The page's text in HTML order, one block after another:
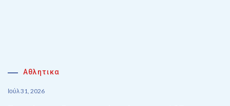
Αθλητικα
Ιούλ 31, 2026